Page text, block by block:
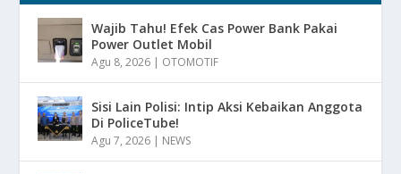
Wajib Tahu! Efek Cas Power Bank Pakai
Power Outlet Mobil
Agu 8, 2026 | OTOMOTIF
Sisi Lain Polisi: Intip Aksi Kebaikan Anggota
Di PoliceTube!
Agu 7, 2026 | NEWS